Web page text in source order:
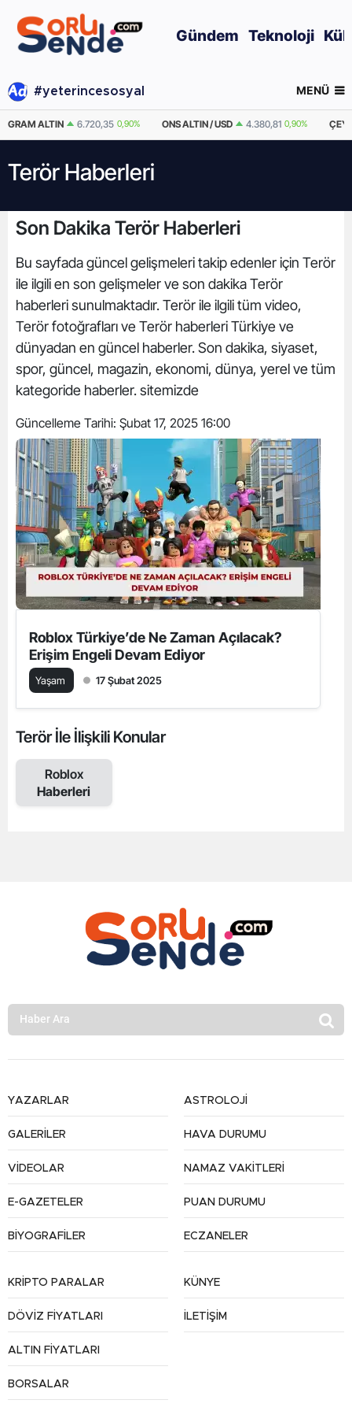
Gündem Teknoloji
#yeterincesosyal MENÜ
GRAM ALTIN 6.720,35 0,90% ONS ALTIN / USD 4.380,81 0,90%
Terör Haberleri
Son Dakika Terör Haberleri
Bu sayfada güncel gelişmeleri takip edenler için Terör
ile ilgili en son gelişmeler ve son dakika Terör
haberleri sunulmaktadır. Terör ile ilgili tüm video,
Terör fotoğrafları ve Terör haberleri Türkiye ve
dünyadan en güncel haberler. Son dakika, siyaset,
spor, güncel, magazin, ekonomi, dünya, yerel ve tüm
kategoride haberler. sitemizde
Güncelleme Tarihi: Şubat 17, 2025 16:00
Roblox Türkiye’de Ne Zaman Açılacak?
Erişim Engeli Devam Ediyor
Yaşam 17 Şubat 2025
Terör İle İlişkili Konular
Roblox
Haberleri
YAZARLAR
GALERİLER
VİDEOLAR
E-GAZETELER
BİYOGRAFİLER
ASTROLOJİ
HAVA DURUMU
NAMAZ VAKİTLERİ
PUAN DURUMU
ECZANELER
KRİPTO PARALAR
DÖVİZ FİYATLARI
ALTIN FİYATLARI
BORSALAR
KÜNYE
İLETİŞİM